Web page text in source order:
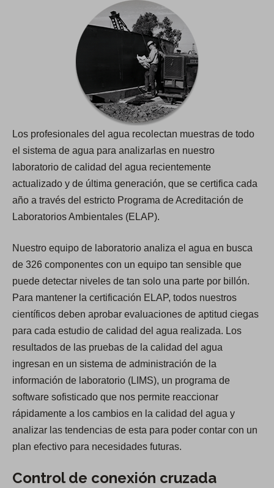
Los profesionales del agua recolectan muestras de todo
el sistema de agua para analizarlas en nuestro
laboratorio de calidad del agua recientemente
actualizado y de última generación, que se certifica cada
año a través del estricto Programa de Acreditación de
Laboratorios Ambientales (ELAP).
Nuestro equipo de laboratorio analiza el agua en busca
de 326 componentes con un equipo tan sensible que
puede detectar niveles de tan solo una parte por billón.
Para mantener la certificación ELAP, todos nuestros
científicos deben aprobar evaluaciones de aptitud ciegas
para cada estudio de calidad del agua realizada. Los
resultados de las pruebas de la calidad del agua
ingresan en un sistema de administración de la
información de laboratorio (LIMS), un programa de
software sofisticado que nos permite reaccionar
rápidamente a los cambios en la calidad del agua y
analizar las tendencias de esta para poder contar con un
plan efectivo para necesidades futuras.
Control de conexión cruzada